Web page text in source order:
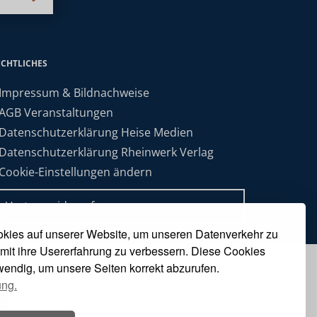
auf unserer Website, um unseren Datenverkehr zu
ihre Usererfahrung zu verbessern. Diese Cookies
um unsere Seiten korrekt abzurufen.
& Bildnachweise
Veranstaltungen
Heise Medien
Rheinwerk Verlag
Einstellungen ändern
Vertrag widerrufen